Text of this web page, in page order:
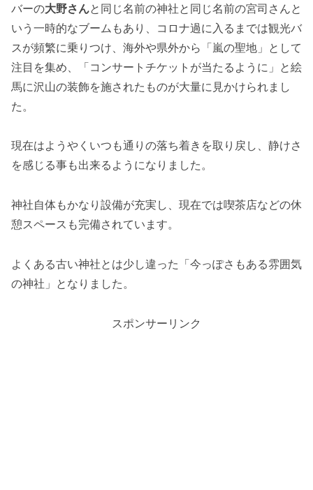
バーの大野さんと同じ名前の神社と同じ名前の宮司さんと
いう一時的なブームもあり、コロナ過に入るまでは観光バ
スが頻繁に乗りつけ、海外や県外から「嵐の聖地」として
注目を集め、「コンサートチケットが当たるように」と絵
馬に沢山の装飾を施されたものが大量に見かけられまし
た。
現在はようやくいつも通りの落ち着きを取り戻し、静けさ
を感じる事も出来るようになりました。
神社自体もかなり設備が充実し、現在では喫茶店などの休
憩スペースも完備されています。
よくある古い神社とは少し違った「今っぽさもある雰囲気
の神社」となりました。
スポンサーリンク